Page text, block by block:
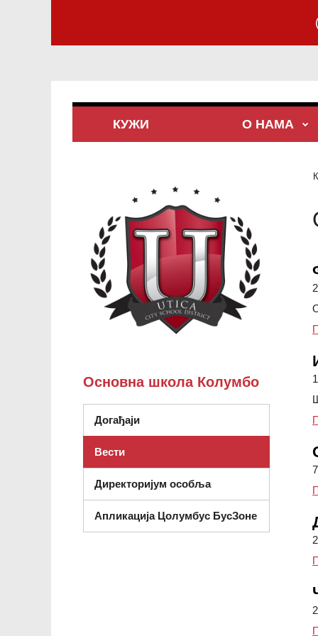
КУЖИ О НАМА
Основна школа Колумбо
Догађаји
Вести
Директоријум особља
Апликација Цолумбус БусЗоне